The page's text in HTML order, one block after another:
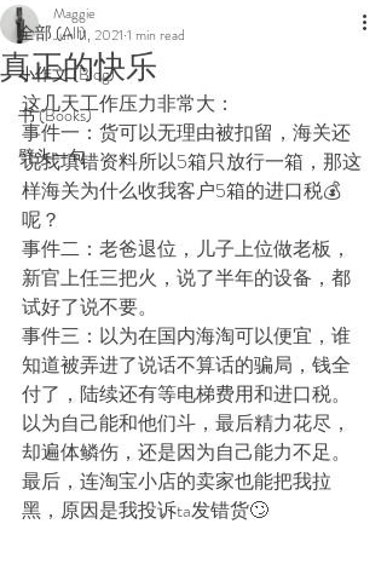
全部 (All)
小作文 (Blog)
书 (Books)
劈头一句
真正的快乐
Maggie
Jun 11, 2021 1 min read
这几天工作压力非常大：
事件一：货可以无理由被扣留，海关还
说我填错资料所以5箱只放行一箱，那这
样海关为什么收我客户5箱的进口税💰
呢？
事件二：老爸退位，儿子上位做老板，
新官上任三把火，说了半年的设备，都
试好了说不要。
事件三：以为在国内海淘可以便宜，谁
知道被弄进了说话不算话的骗局，钱全
付了，陆续还有等电梯费用和进口税。
以为自己能和他们斗，最后精力花尽，
却遍体鳞伤，还是因为自己能力不足。
最后，连淘宝小店的卖家也能把我拉
黑，原因是我投诉ta发错货🙄